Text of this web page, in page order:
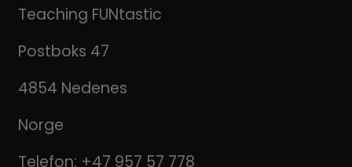
Teaching FUNtastic
Postboks 47
4854 Nedenes
Norge
Telefon: +47 957 57 778